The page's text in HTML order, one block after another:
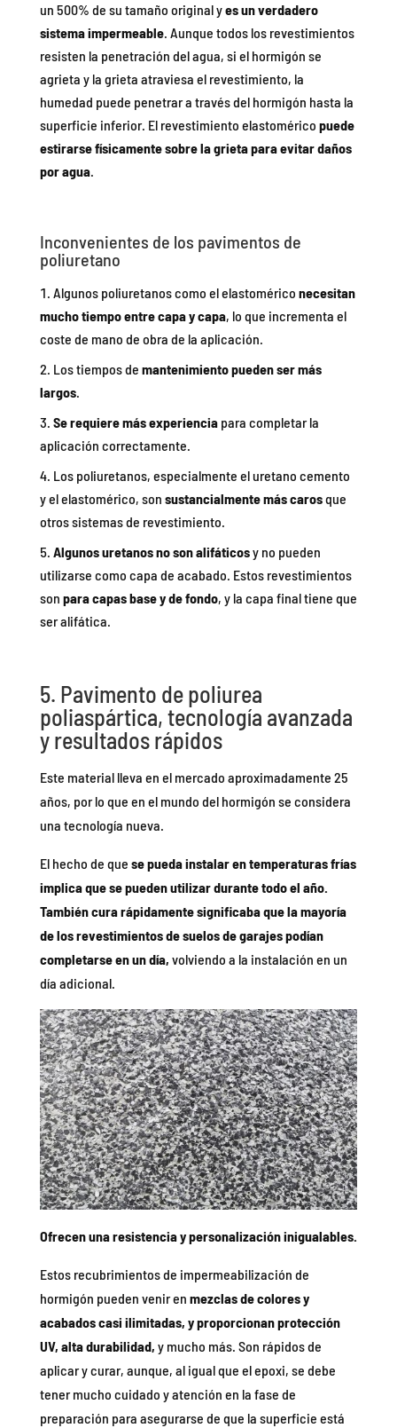
un 500% de su tamaño original yes un verdadero
sistema impermeable. Aunque todos los revestimientos
resisten la penetración del agua, si el hormigón se
agrieta y la grieta atraviesa el revestimiento, la
humedad puede penetrar a través del hormigón hasta la
superficie inferior. El revestimiento elastomérico puede
estirarse físicamente sobre la grieta para evitar daños
por agua.
Inconvenientes de los pavimentos de
poliuretano
Algunos poliuretanos como el elastomérico necesitan
mucho tiempo entre capa y capa, lo que incrementa el
coste de mano de obra de la aplicación.
Los tiempos de mantenimiento pueden ser más
largos.
Se requiere más experienciapara completar la
aplicación correctamente.
Los poliuretanos, especialmente el uretano cemento
y el elastomérico, son sustancialmente más carosque
otros sistemas de revestimiento.
Algunos uretanos no son alifáticosy no pueden
utilizarse como capa de acabado. Estos revestimientos
son para capas base y de fondo, y la capa final tiene que
ser alifática.
5. Pavimento depoliurea
poliaspártica, tecnología avanzada
y resultados rápidos
Este material lleva en el mercado aproximadamente 25
años, por lo que en el mundo del hormigón se considera
una tecnología nueva.
El hecho de que se pueda instalar en temperaturas frías
implica que se pueden utilizar durante todo el año.
También cura rápidamente significaba que la mayoría
de los revestimientos de suelos de garajes podían
completarse en un día, volviendo a la instalación en un
día adicional.
Ofrecen una resistencia y personalización inigualables.
Estos recubrimientos de impermeabilización de
hormigón pueden venir en mezclas de colores y
acabados casi ilimitadas, y proporcionan protección
UV, alta durabilidad, y mucho más. Son rápidos de
aplicar y curar, aunque, al igual que el epoxi, se debe
tener mucho cuidado y atención en la fase de
preparación para asegurarse de que la superficie está